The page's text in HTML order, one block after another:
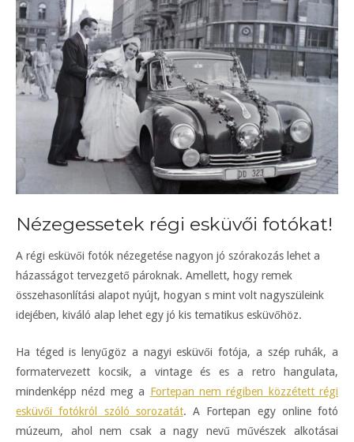
Nézegessetek régi esküvői fotókat!
A régi esküvői fotók nézegetése nagyon jó szórakozás lehet a
házasságot tervezgető pároknak. Amellett, hogy remek
összehasonlítási alapot nyújt, hogyan s mint volt nagyszüleink
idejében, kiváló alap lehet egy jó kis tematikus esküvőhöz.
Ha téged is lenyűgöz a nagyi esküvői fotója, a szép ruhák, a
formatervezett kocsik, a vintage és es a retro hangulata,
mindenképp nézd meg a Fortepan nem régiben közzétett régi
esküvői fotókról szóló sorozatát. A Fortepan egy online fotó
múzeum, ahol nem csak a nagy nevű művészek alkotásai